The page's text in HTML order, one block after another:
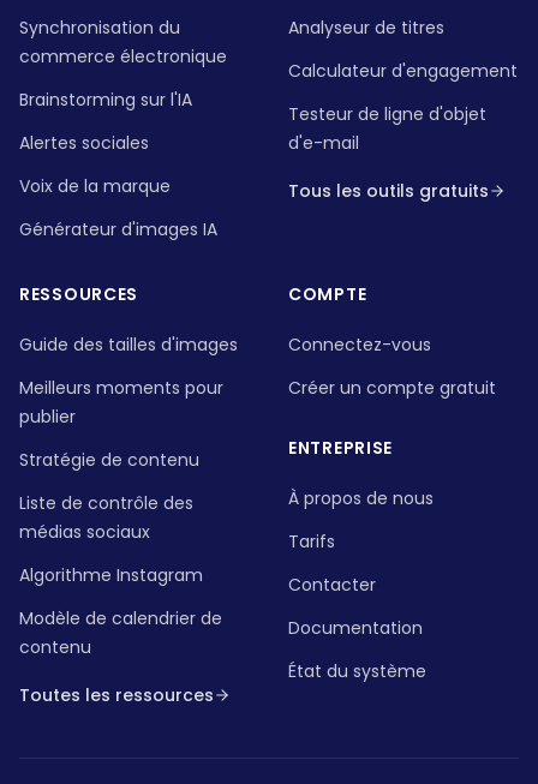
Synchronisation du
commerce électronique
Brainstorming sur l'IA
Alertes sociales
Voix de la marque
Générateur d'images IA
Analyseur de titres
Calculateur d'engagement
Testeur de ligne d'objet
d'e-mail
Tous les outils gratuits
RESSOURCES
Guide des tailles d'images
Meilleurs moments pour
publier
Stratégie de contenu
Liste de contrôle des
médias sociaux
Algorithme Instagram
Modèle de calendrier de
contenu
Toutes les ressources
COMPTE
Connectez-vous
Créer un compte gratuit
ENTREPRISE
À propos de nous
Tarifs
Contacter
Documentation
État du système